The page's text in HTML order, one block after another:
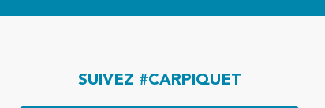
SUIVEZ #CARPIQUET